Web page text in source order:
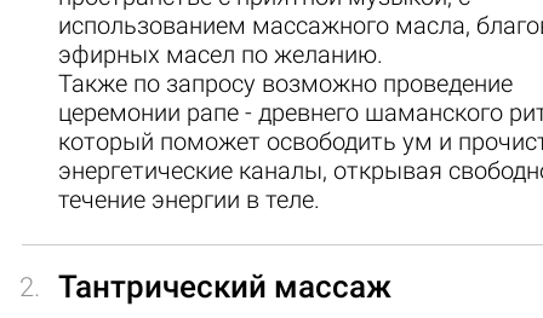
использованием массажного масла,
эфирных масел по желанию.
Также по запросу возможно проведение
церемонии рапе - древнего шаманского
который поможет освободить ум и
энергетические каналы, открывая
течение энергии в теле.
2. Тантрический массаж